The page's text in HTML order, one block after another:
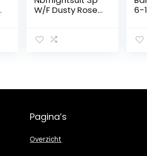
W/F Dusty Rose
peuter
6-
Pagina’s
Overzicht